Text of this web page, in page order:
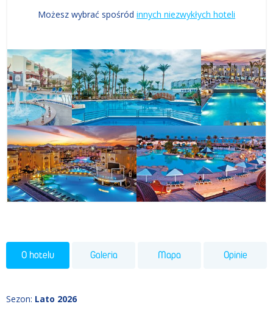
Możesz wybrać spośród innych niezwykłych hoteli
O hotelu Galeria Mapa Opinie
Sezon: Lato 2026